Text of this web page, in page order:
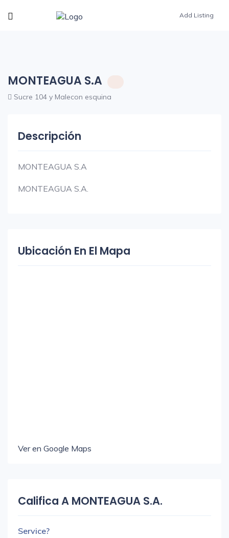
Add Listing
MONTEAGUA S.A
Sucre 104 y Malecon esquina
Descripción
MONTEAGUA S.A
MONTEAGUA S.A.
Ubicación En El Mapa
Ver en Google Maps
Califica A MONTEAGUA S.A.
Service?